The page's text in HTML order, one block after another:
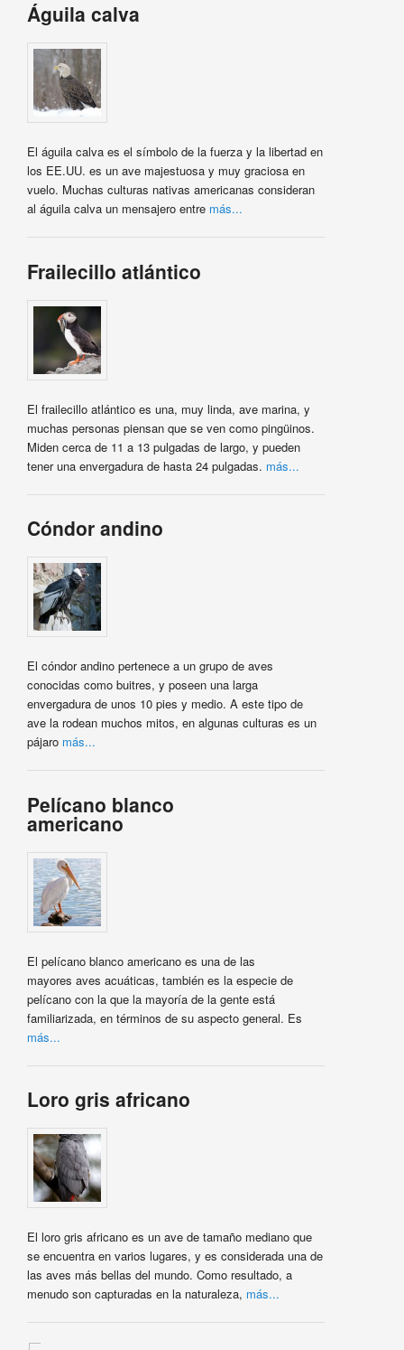
Águila calva
El águila calva es el símbolo de la fuerza y la libertad en
los EE.UU. es un ave majestuosa y muy graciosa en
vuelo. Muchas culturas nativas americanas consideran
al águila calva un mensajero entre más...
Frailecillo atlántico
El frailecillo atlántico es una, muy linda, ave marina, y
muchas personas piensan que se ven como pingüinos.
Miden cerca de 11 a 13 pulgadas de largo, y pueden
tener una envergadura de hasta 24 pulgadas. más...
Cóndor andino
El cóndor andino pertenece a un grupo de aves
conocidas como buitres, y poseen una larga
envergadura de unos 10 pies y medio. A este tipo de
ave la rodean muchos mitos, en algunas culturas es un
pájaro más...
Pelícano blanco
americano
El pelícano blanco americano es una de las
mayores aves acuáticas, también es la especie de
pelícano con la que la mayoría de la gente está
familiarizada, en términos de su aspecto general. Es
más...
Loro gris africano
El loro gris africano es un ave de tamaño mediano que
se encuentra en varios lugares, y es considerada una de
las aves más bellas del mundo. Como resultado, a
menudo son capturadas en la naturaleza, más...